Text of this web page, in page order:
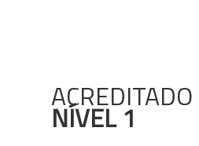
ACREDITADO
NÍVEL 1